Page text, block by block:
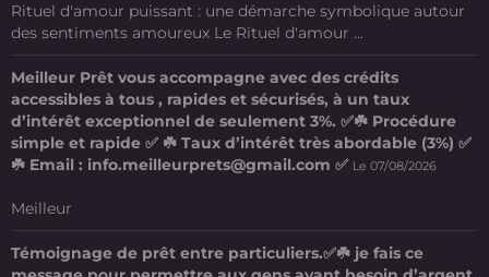
Rituel d'amour puissant : une démarche symbolique autour
des sentiments amoureux Le Rituel d'amour ...
Meilleur Prêt vous accompagne avec des crédits
accessibles à tous , rapides et sécurisés, à un taux
d’intérêt exceptionnel de seulement 3%. ✅☘️ Procédure
simple et rapide ✅ ☘️ Taux d’intérêt très abordable (3%) ✅
☘️ Email : info.meilleurprets@gmail.com ✅ Le 07/08/2026
Meilleur
Témoignage de prêt entre particuliers.✅☘️ je fais ce